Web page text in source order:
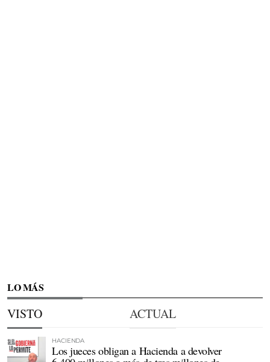
LO MÁS
VISTO ACTUAL
HACIENDA
Los jueces obligan a Hacienda a devolver